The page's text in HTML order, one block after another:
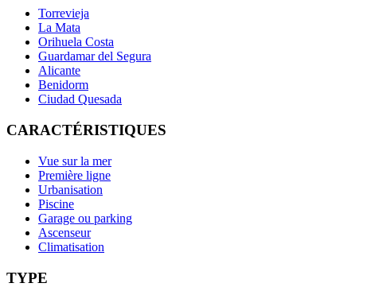
Torrevieja
La Mata
Orihuela Costa
Guardamar del Segura
Alicante
Benidorm
Ciudad Quesada
CARACTÉRISTIQUES
Vue sur la mer
Première ligne
Urbanisation
Piscine
Garage ou parking
Ascenseur
Climatisation
TYPE